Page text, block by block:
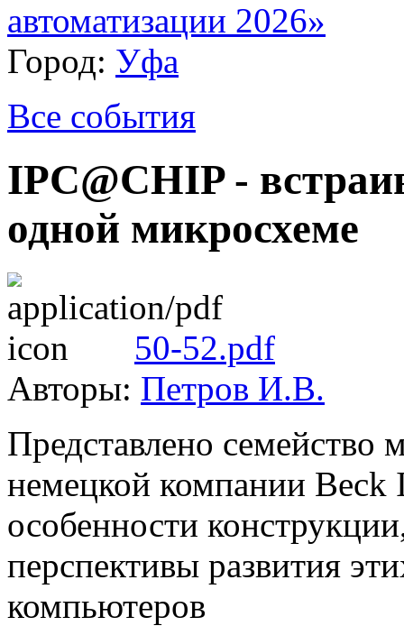
автоматизации 2026»
Город: Уфа
Все события
IPC@CHIP -
одной микросхеме
50-52.pdf
Авторы: Петров И.В.
Представлено семейство
немецкой компании Beck
особенности
перспективы развития
компьютеров